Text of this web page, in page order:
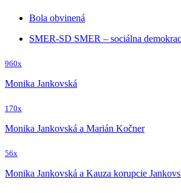
Bola obvinená
SMER-SD SMER – sociálna
960x
Monika Jankovská
170x
Monika Jankovská a Marián Kočner
56x
Monika Jankovská a Kauza korupcie